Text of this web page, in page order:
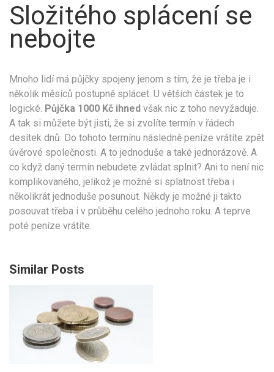
Složitého splácení se
nebojte
Mnoho lidí má půjčky spojeny jenom s tím, že je třeba je i
několik měsíců postupně splácet. U větších částek je to
logické. Půjčka 1000 Kč ihned však nic z toho nevyžaduje.
A tak si můžete být jisti, že si zvolíte termín v řádech
desítek dnů. Do tohoto termínu následně peníze vrátíte zpět
úvěrové společnosti. A to jednoduše a také jednorázově. A
co když daný termín nebudete zvládat splnit? Ani to není nic
komplikovaného, jelikož je možné si splatnost třeba i
několikrát jednoduše posunout. Někdy je možné ji takto
posouvat třeba i v průběhu celého jednoho roku. A teprve
poté peníze vrátíte.
Similar Posts